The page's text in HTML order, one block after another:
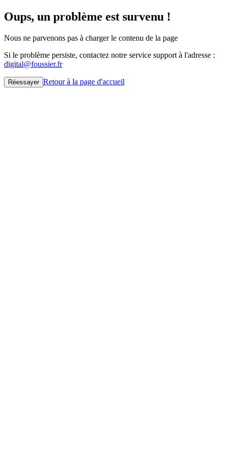
Oups, un problème est survenu !
Nous ne parvenons pas à charger le contenu de la page
Si le problème persiste, contactez notre service support à l'adresse :
digital@foussier.fr
Réessayer Retour à la page d'accueil